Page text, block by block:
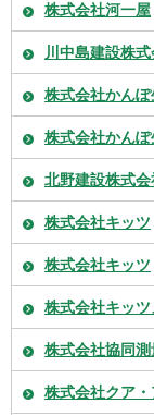
株式会社河一屋
川中島建設株
株式会社かん
株式会社かん
北野建設株式会
株式会社キッツ
株式会社キッツ
株式会社キッ
株式会社協同測
株式会社クア